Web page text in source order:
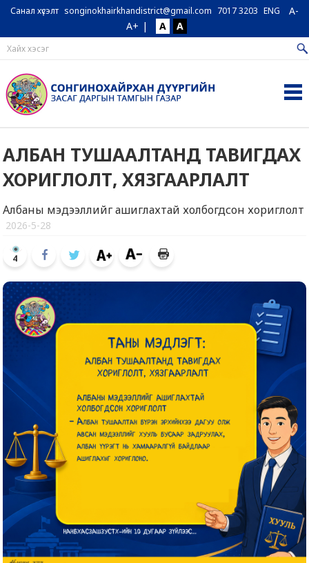
Санал хүсэлт songinokhairkhandistrict@gmail.com 7017 3203 ENG
A-
A+ | A A
АЛБАН ТУШААЛТАНД ТАВИГДАХ
ХОРИГЛОЛТ, ХЯЗГААРЛАЛТ
Албаны мэдээллийг ашиглахтай холбогдсон хориглолт
2026-5-28
4